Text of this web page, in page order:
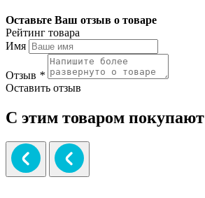
Оставьте Ваш отзыв о товаре
Рейтинг товара
Имя
Отзыв *
Оставить отзыв
С этим товаром покупают